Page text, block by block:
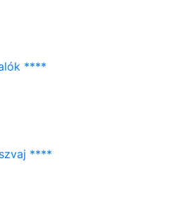
****
****